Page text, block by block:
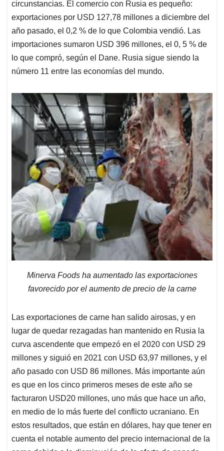
circunstancias. El comercio con Rusia es pequeño:
exportaciones por USD 127,78 millones a diciembre del
año pasado, el 0,2 % de lo que Colombia vendió. Las
importaciones sumaron USD 396 millones, el 0, 5 % de
lo que compró, según el Dane. Rusia sigue siendo la
número 11 entre las economías del mundo.
Minerva Foods ha aumentado las exportaciones
favorecido por el aumento de precio de la carne
Las exportaciones de carne han salido airosas, y en
lugar de quedar rezagadas han mantenido en Rusia la
curva ascendente que empezó en el 2020 con USD 29
millones y siguió en 2021 con USD 63,97 millones, y el
año pasado con USD 86 millones. Más importante aún
es que en los cinco primeros meses de este año se
facturaron USD20 millones, uno más que hace un año,
en medio de lo más fuerte del conflicto ucraniano. En
estos resultados, que están en dólares, hay que tener en
cuenta el notable aumento del precio internacional de la